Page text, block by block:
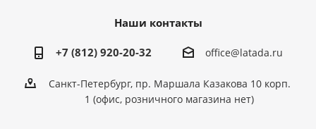
Наши контакты
+7 (812) 920-20-32 office@latada.ru
Санкт-Петербург, пр. Маршала Казакова 10 корп.
1 (офис, розничного магазина нет)